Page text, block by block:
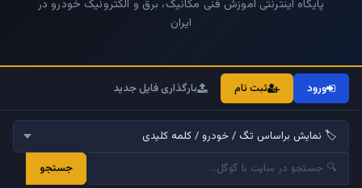
پایگاه اینترنتی آموزش فنی مکانیک، برق و الکترونیک خودرو در
ایران
ورود ثبت نام بارگذاری فایل جدید
جستجو